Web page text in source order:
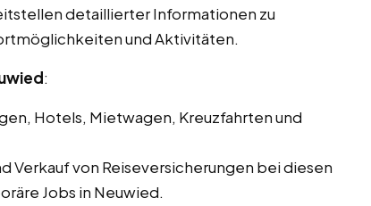
detaillierter Informationen zu
und Aktivitäten.
:
Hotels, Mietwagen, Kreuzfahrten und
Verkauf von Reiseversicherungen bei diesen
Jobs in Neuwied.